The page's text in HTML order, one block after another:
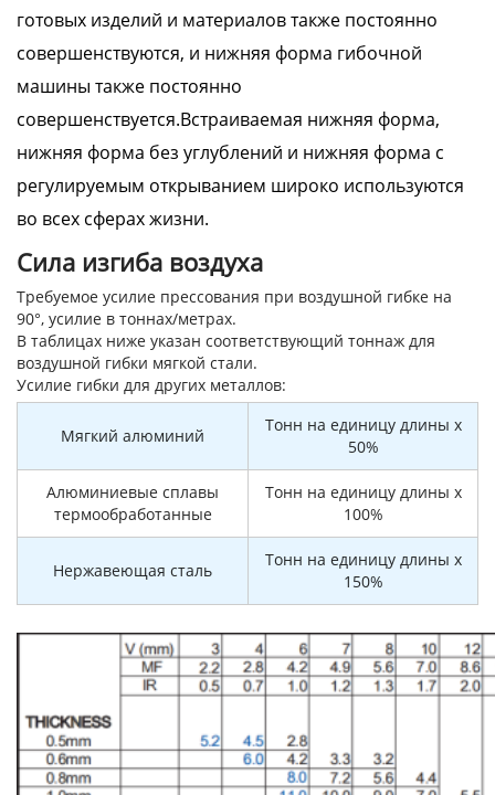
готовых изделий и материалов также постоянно
совершенствуются, и нижняя форма гибочной
машины также постоянно
совершенствуется.Встраиваемая нижняя форма,
нижняя форма без углублений и нижняя форма с
регулируемым открыванием широко используются
во всех сферах жизни.
Сила изгиба воздуха
Требуемое усилие прессования при воздушной гибке на
90°, усилие в тоннах/метрах.
В таблицах ниже указан соответствующий тоннаж для
воздушной гибки мягкой стали.
Усилие гибки для других металлов:
Мягкий алюминий
Тонн на единицу длины x
50%
Алюминиевые сплавы
термообработанные
Тонн на единицу длины x
100%
Нержавеющая сталь
Тонн на единицу длины x
150%